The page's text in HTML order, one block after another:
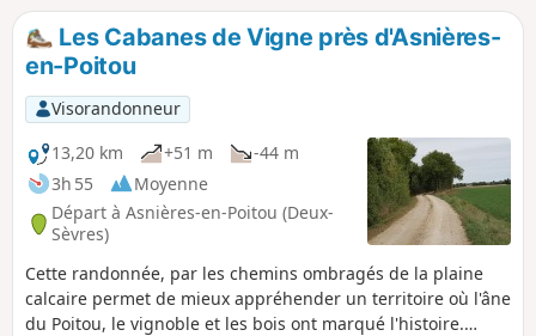
Les Cabanes de Vigne près d'Asnières-
en-Poitou
Visorandonneur
13,20 km
+51 m
-44 m
3h 55
Moyenne
Départ à Asnières-en-Poitou (Deux-
Sèvres)
Cette randonnée, par les chemins ombragés de la plaine
calcaire permet de mieux appréhender un territoire où l'âne
du Poitou, le vignoble et les bois ont marqué l'histoire.